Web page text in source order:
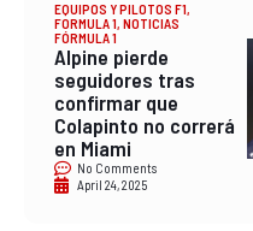
EQUIPOS Y PILOTOS F1,
FORMULA 1, NOTICIAS
FÓRMULA 1
Alpine pierde
seguidores tras
confirmar que
Colapinto no correrá
en Miami
No Comments
April 24, 2025